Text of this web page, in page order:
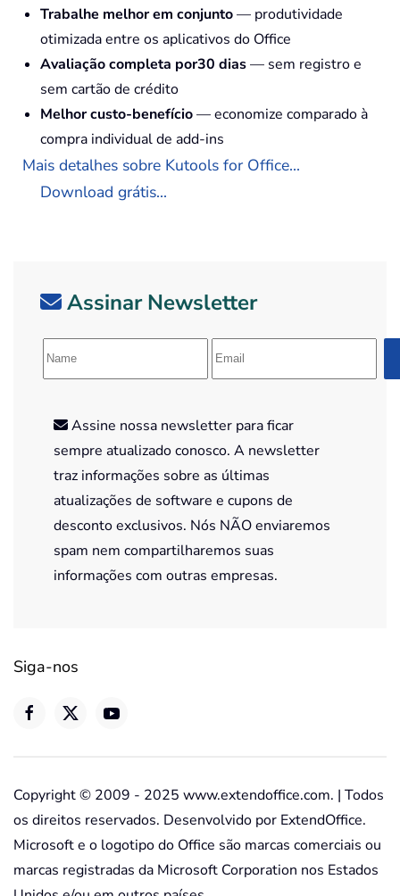
Trabalhe melhor em conjunto— produtividade
otimizada entre os aplicativos do Office
Avaliação completa por30 dias— sem registro e
sem cartão de crédito
Melhor custo-benefício— economize comparado à
compra individual de add-ins
Mais detalhes sobre Kutools for Office...
Download grátis...
Assinar Newsletter
Assine nossa newsletter para ficar
sempre atualizado conosco. A newsletter
traz informações sobre as últimas
atualizações de software e cupons de
desconto exclusivos. Nós NÃO enviaremos
spam nem compartilharemos suas
informações com outras empresas.
Siga-nos
Copyright © 2009 - 2025 www.extendoffice.com. | Todos
os direitos reservados. Desenvolvido por ExtendOffice.
Microsoft e o logotipo do Office são marcas comerciais ou
marcas registradas da Microsoft Corporation nos Estados